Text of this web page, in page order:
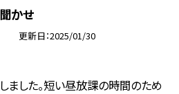
かせ
更新日 2025/01/30
ました。短い昼放課の時間のため